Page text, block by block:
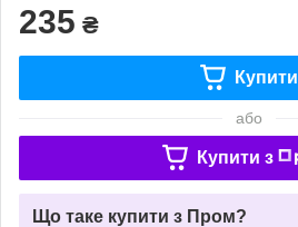
235 ₴
Купити
або
Купити з
Що таке купити з Пром?